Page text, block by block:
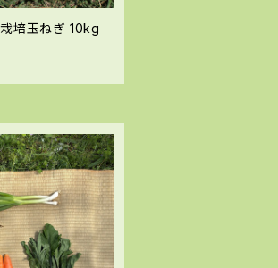
栽培玉ねぎ 10kg